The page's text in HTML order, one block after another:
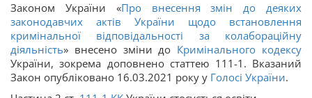
Законом України «Про внесення змін до деяких
законодавчих актів України щодо встановлення
кримінальної відповідальності за колабораційну
діяльність» внесено зміни до Кримінального кодексу
України, зокрема доповнено статтею 111-1. Вказаний
Закон опубліковано 16.03.2021 року у Голосі України.